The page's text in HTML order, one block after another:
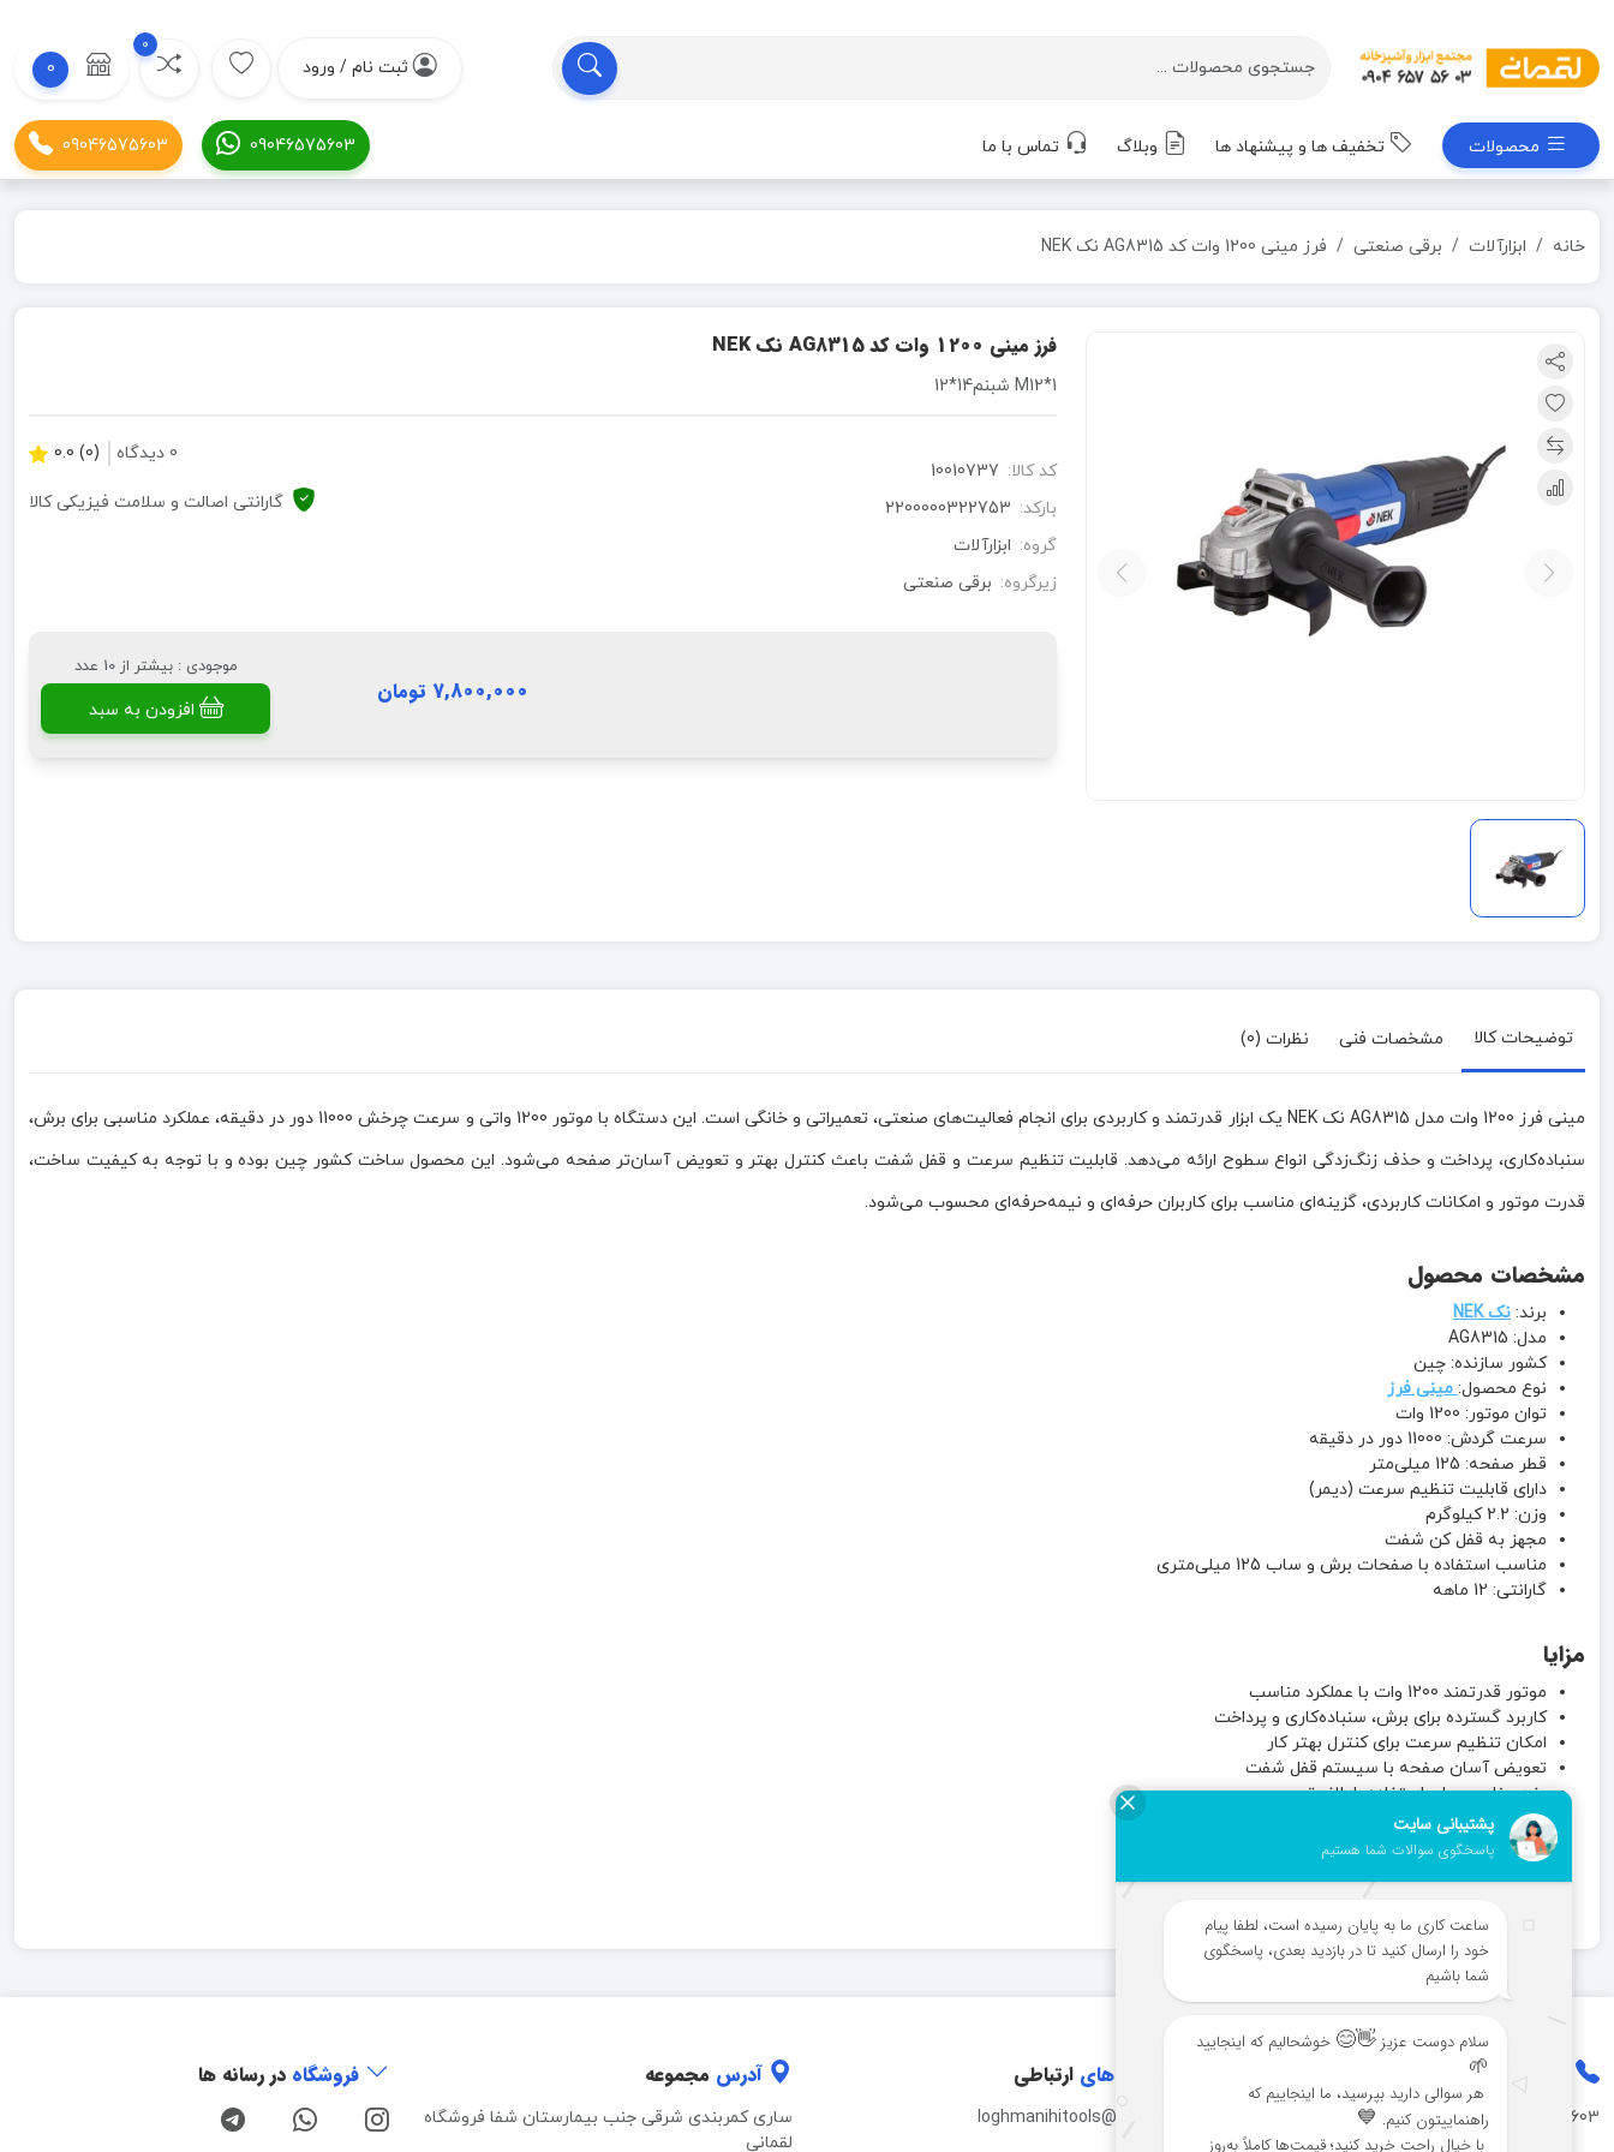
ثبت نام / ورود
0
0
محصولات تخفیف ها و پیشنهاد ها وبلاگ تماس با ما 09046575603
09046575603
خانه ابزارآلات برقی صنعتی فرز مینی 1200 وات کد AG8315 نک NEK
فرز مینی 1200 وات کد AG8315 نک NEK
1*M12 شبنم14*12
کد کالا: 10010737
بارکد: 2200000322753
گروه: ابزارآلات
زیرگروه: برقی صنعتی
0 دیدگاه (0) 0.0
گارانتی اصالت و سلامت فیزیکی کالا
7,800,000 تومان
موجودی : بیشتر از 10 عدد
افزودن به سبد
توضیحات کالا مشخصات فنی نظرات (0)
مینی فرز 1200 وات مدل AG8315 نک NEK یک ابزار قدرتمند و کاربردی برای انجام فعالیت‌های صنعتی، تعمیراتی و خانگی است. این دستگاه با موتور 1200 واتی و سرعت چرخش 11000 دور در دقیقه، عملکرد مناسبی برای برش،
سنباده‌کاری، پرداخت و حذف زنگ‌زدگی انواع سطوح ارائه می‌دهد. قابلیت تنظیم سرعت و قفل شفت باعث کنترل بهتر و تعویض آسان‌تر صفحه می‌شود. این محصول ساخت کشور چین بوده و با توجه به کیفیت ساخت،
قدرت موتور و امکانات کاربردی، گزینه‌ای مناسب برای کاربران حرفه‌ای و نیمه‌حرفه‌ای محسوب می‌شود.
مشخصات محصول
برند: نک NEK
مدل: AG8315
کشور سازنده: چین
نوع محصول: مینی فرز
توان موتور: 1200 وات
سرعت گردش: 11000 دور در دقیقه
قطر صفحه: 125 میلی‌متر
دارای قابلیت تنظیم سرعت (دیمر)
وزن: 2.2 کیلوگرم
مجهز به قفل کن شفت
مناسب استفاده با صفحات برش و ساب 125 میلی‌متری
گارانتی: 12 ماهه
مزایا
موتور قدرتمند 1200 وات با عملکرد مناسب
کاربرد گسترده برای برش، سنباده‌کاری و پرداخت
امکان تنظیم سرعت برای کنترل بهتر کار
تعویض آسان صفحه با سیستم قفل شفت
وزن مناسب برای استفاده طولانی‌تر
مناسب کارهای صنعتی، تعمیراتی و خانگی
طول عمر مناسب موتور و قطعات
کیفیت ساخت قابل قبول در کنار قیمت اقتصادی
شماره هایارتباطی
09046575603
-
ایمیل های ارتباطی
loghmanihitools@gmail.com
آدرس مجموعه
ساری کمربندی شرقی جنب بیمارستان شفا فروشگاه
لقمانی
فروشگاه در رسانه ها